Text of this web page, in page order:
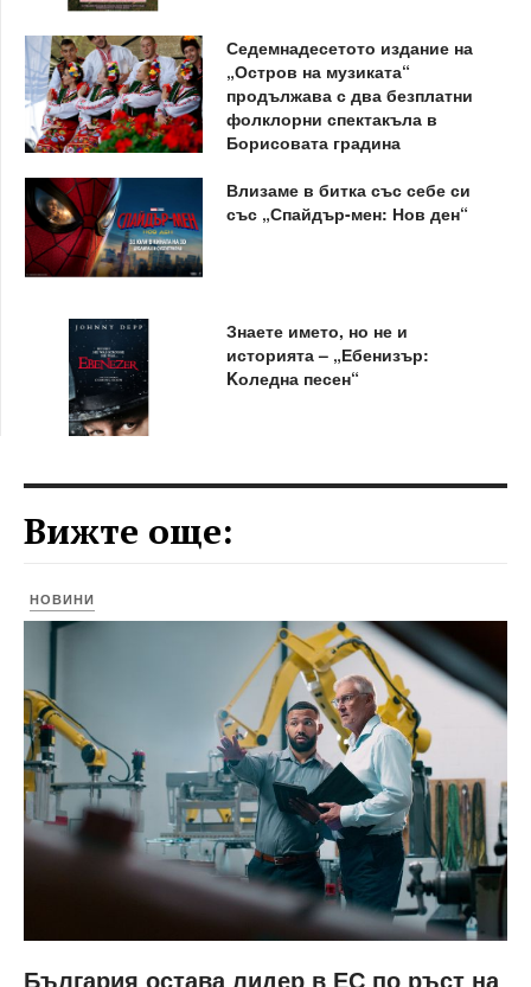
Седемнадесетото издание на
„Остров на музиката“
продължава с два безплатни
фолклорни спектакъла в
Борисовата градина
Влизаме в битка със себе си
със „Спайдър-мен: Нов ден“
Знаете името, но не и
историята – „Ебенизър:
Kоледна песен“
Вижте още:
НОВИНИ
България остава лидер в ЕС по ръст на